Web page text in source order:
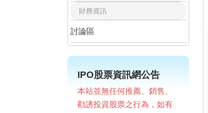
財務資訊
討論區
IPO股票資訊網公告
本站並無任何推薦、銷售、
勸誘投資股票之行為，如有